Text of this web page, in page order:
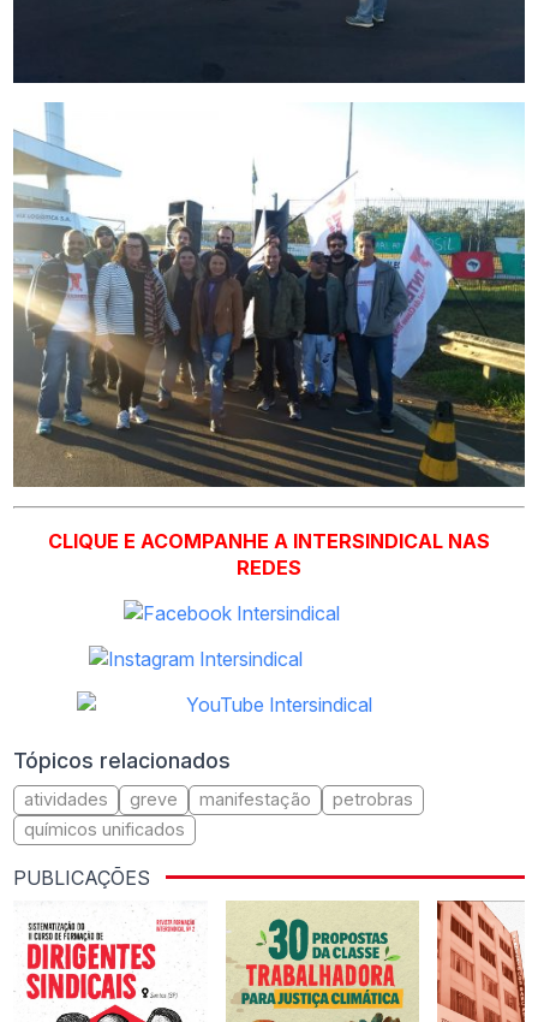
CLIQUE E ACOMPANHE A INTERSINDICAL NAS
REDES
Tópicos relacionados
atividades greve manifestação
petrobras
químicos unificados
PUBLICAÇÕES